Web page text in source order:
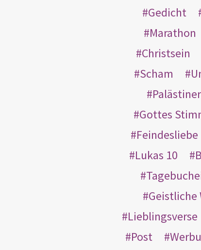
Gedicht
Marathon
Christsein
Scham
Palästiner
Gottes
Feindesliebe
Lukas 10
Geistliche
Lieblingsverse
Post